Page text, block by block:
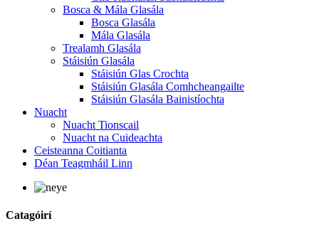
Bosca & Mála Glasála
Bosca Glasála
Mála Glasála
Trealamh Glasála
Stáisiún Glasála
Stáisiún Glas Crochta
Stáisiún Glasála Comhcheangailte
Stáisiún Glasála Bainistíochta
Nuacht
Nuacht Tionscail
Nuacht na Cuideachta
Ceisteanna Coitianta
Déan Teagmháil Linn
Catagóirí